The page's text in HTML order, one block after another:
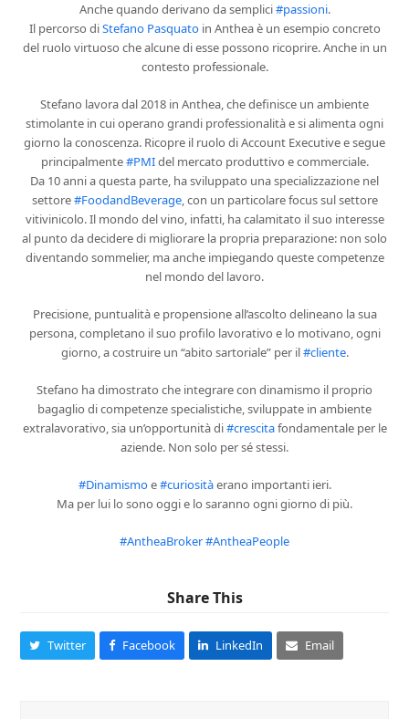
Anche quando derivano da semplici#passioni.
Il percorso diStefano Pasquatoin Anthea è un esempio concreto
del ruolo virtuoso che alcune di esse possono ricoprire. Anche in un
contesto professionale.
Stefano lavora dal 2018 in Anthea, che definisce un ambiente
stimolante in cui operano grandi professionalità e si alimenta ogni
giorno la conoscenza. Ricopre il ruolo di Account Executive e segue
principalmente#PMIdel mercato produttivo e commerciale.
Da 10 anni a questa parte, ha sviluppato una specializzazione nel
settore#FoodandBeverage, con un particolare focus sul settore
vitivinicolo. Il mondo del vino, infatti, ha calamitato il suo interesse
al punto da decidere di migliorare la propria preparazione: non solo
diventando sommelier, ma anche impiegando queste competenze
nel mondo del lavoro.
Precisione, puntualità e propensione all’ascolto delineano la sua
persona, completano il suo profilo lavorativo e lo motivano, ogni
giorno, a costruire un “abito sartoriale” per il#cliente.
Stefano ha dimostrato che integrare con dinamismo il proprio
bagaglio di competenze specialistiche, sviluppate in ambiente
extralavorativo, sia un’opportunità di#crescitafondamentale per le
aziende. Non solo per sé stessi.
#Dinamismoe#curiositàerano importanti ieri.
Ma per lui lo sono oggi e lo saranno ogni giorno di più.
#AntheaBroker#AntheaPeople
Share This
Twitter Facebook LinkedIn Email